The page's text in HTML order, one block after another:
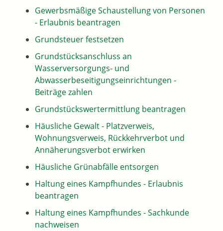
Gewerbsmäßige Schaustellung von Personen
- Erlaubnis beantragen
Grundsteuer festsetzen
Grundstücksanschluss an
Wasserversorgungs- und
Abwasserbeseitigungseinrichtungen -
Beiträge zahlen
Grundstückswertermittlung beantragen
Häusliche Gewalt - Platzverweis,
Wohnungsverweis, Rückkehrverbot und
Annäherungsverbot erwirken
Häusliche Grünabfälle entsorgen
Haltung eines Kampfhundes - Erlaubnis
beantragen
Haltung eines Kampfhundes - Sachkunde
nachweisen